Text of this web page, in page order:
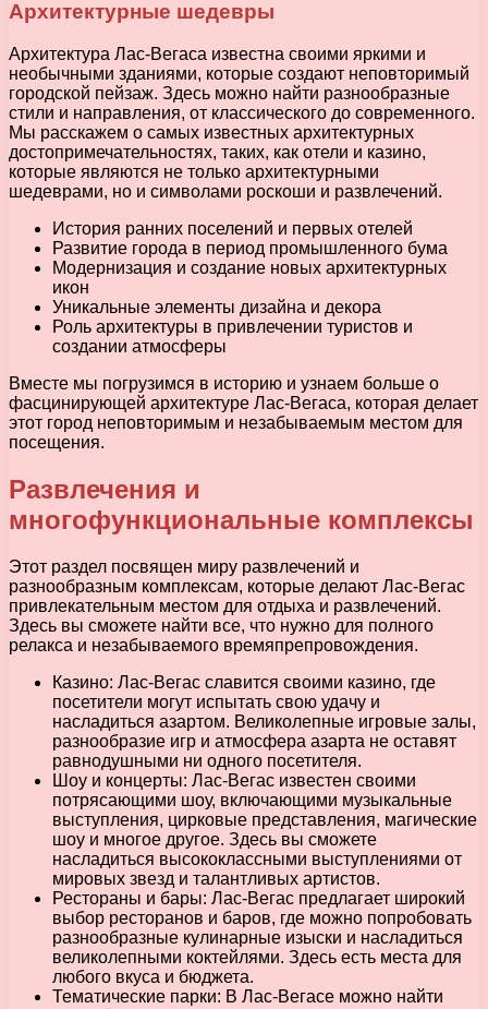
Архитектурные шедевры
Архитектура Лас-Вегаса известна своими яркими и
необычными зданиями, которые создают неповторимый
городской пейзаж. Здесь можно найти разнообразные
стили и направления, от классического до современного.
Мы расскажем о самых известных архитектурных
достопримечательностях, таких, как отели и казино,
которые являются не только архитектурными
шедеврами, но и символами роскоши и развлечений.
История ранних поселений и первых отелей
Развитие города в период промышленного бума
Модернизация и создание новых архитектурных
икон
Уникальные элементы дизайна и декора
Роль архитектуры в привлечении туристов и
создании атмосферы
Вместе мы погрузимся в историю и узнаем больше о
фасцинирующей архитектуре Лас-Вегаса, которая делает
этот город неповторимым и незабываемым местом для
посещения.
Развлечения и
многофункциональные комплексы
Этот раздел посвящен миру развлечений и
разнообразным комплексам, которые делают Лас-Вегас
привлекательным местом для отдыха и развлечений.
Здесь вы сможете найти все, что нужно для полного
релакса и незабываемого времяпрепровождения.
Казино: Лас-Вегас славится своими казино, где
посетители могут испытать свою удачу и
насладиться азартом. Великолепные игровые залы,
разнообразие игр и атмосфера азарта не оставят
равнодушными ни одного посетителя.
Шоу и концерты: Лас-Вегас известен своими
потрясающими шоу, включающими музыкальные
выступления, цирковые представления, магические
шоу и многое другое. Здесь вы сможете
насладиться высококлассными выступлениями от
мировых звезд и талантливых артистов.
Рестораны и бары: Лас-Вегас предлагает широкий
выбор ресторанов и баров, где можно попробовать
разнообразные кулинарные изыски и насладиться
великолепными коктейлями. Здесь есть места для
любого вкуса и бюджета.
Тематические парки: В Лас-Вегасе можно найти